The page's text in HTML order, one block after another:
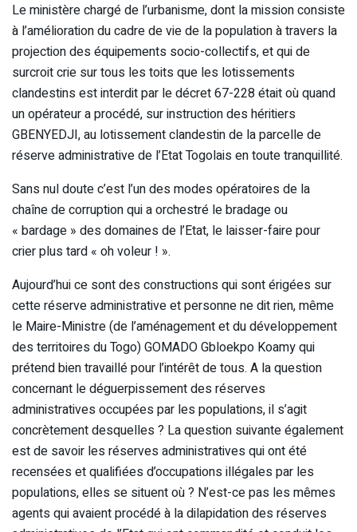
Le ministère chargé de l’urbanisme, dont la mission consiste
à l’amélioration du cadre de vie de la population à travers la
projection des équipements socio-collectifs, et qui de
surcroit crie sur tous les toits que les lotissements
clandestins est interdit par le décret 67-228 était où quand
un opérateur a procédé, sur instruction des héritiers
GBENYEDJI, au lotissement clandestin de la parcelle de
réserve administrative de l’Etat Togolais en toute tranquillité.
Sans nul doute c’est l’un des modes opératoires de la
chaîne de corruption qui a orchestré le bradage ou
« bardage » des domaines de l’Etat, le laisser-faire pour
crier plus tard « oh voleur ! ».
Aujourd’hui ce sont des constructions qui sont érigées sur
cette réserve administrative et personne ne dit rien, même
le Maire-Ministre (de l’aménagement et du développement
des territoires du Togo) GOMADO Gbloekpo Koamy qui
prétend bien travaillé pour l’intérêt de tous. A la question
concernant le déguerpissement des réserves
administratives occupées par les populations, il s’agit
concrètement desquelles ? La question suivante également
est de savoir les réserves administratives qui ont été
recensées et qualifiées d’occupations illégales par les
populations, elles se situent où ? N’est-ce pas les mêmes
agents qui avaient procédé à la dilapidation des réserves